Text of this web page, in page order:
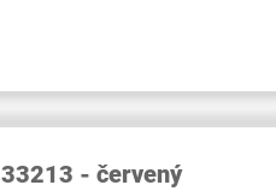
- červený